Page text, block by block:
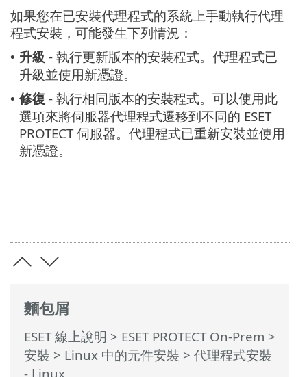
麵包屑
ESET 線上說明 > ESET PROTECT On-Prem >
安裝 > Linux 中的元件安裝 > 代理程式安裝
- Linux
如果您在已安裝代理程式的系統上手動執行代理
程式安裝，可能發生下列情況：
• 升級 - 執行更新版本的安裝程式。代理程式已
升級並使用新憑證。
• 修復 - 執行相同版本的安裝程式。可以使用此
選項來將伺服器代理程式遷移到不同的 ESET
PROTECT 伺服器。代理程式已重新安裝並使用
新憑證。